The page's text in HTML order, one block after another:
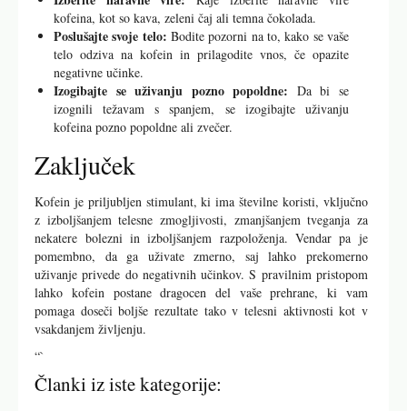
kofeina, kot so kava, zeleni čaj ali temna čokolada.
Poslušajte svoje telo: Bodite pozorni na to, kako se vaše
telo odziva na kofein in prilagodite vnos, če opazite
negativne učinke.
Izogibajte se uživanju pozno popoldne: Da bi se
izognili težavam s spanjem, se izogibajte uživanju
kofeina pozno popoldne ali zvečer.
Zaključek
Kofein je priljubljen stimulant, ki ima številne koristi, vključno
z izboljšanjem telesne zmogljivosti, zmanjšanjem tveganja za
nekatere bolezni in izboljšanjem razpoloženja. Vendar pa je
pomembno, da ga uživate zmerno, saj lahko prekomerno
uživanje privede do negativnih učinkov. S pravilnim pristopom
lahko kofein postane dragocen del vaše prehrane, ki vam
pomaga doseči boljše rezultate tako v telesni aktivnosti kot v
vsakdanjem življenju.
“`
Članki iz iste kategorije: